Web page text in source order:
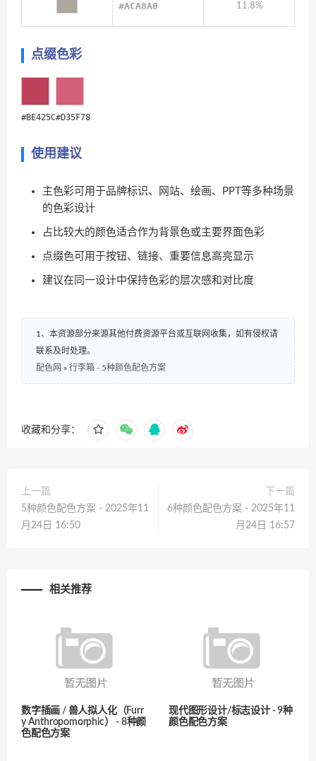
#ACA8A0 11.8%
点缀色彩
#BE425C#D35F78
使用建议
主色彩可用于品牌标识、网站、绘画、PPT等多种场景
的色彩设计
占比较大的颜色适合作为背景色或主要界面色彩
点缀色可用于按钮、链接、重要信息高亮显示
建议在同一设计中保持色彩的层次感和对比度
1、本资源部分来源其他付费资源平台或互联网收集，如有侵权请
联系及时处理。
配色网 » 行李箱 - 5种颜色配色方案
收藏和分享：
上一篇
5种颜色配色方案 - 2025年11
月24日 16:50
下一篇
6种颜色配色方案 - 2025年11
月24日 16:57
相关推荐
数字插画 / 兽人拟人化（Furr
y Anthropomorphic） - 8种颜
色配色方案
现代图形设计/标志设计 - 9种
颜色配色方案